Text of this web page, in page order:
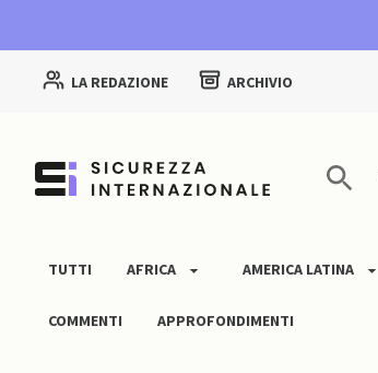
LA REDAZIONE ARCHIVIO
TUTTI AFRICA AMERICA LATINA
COMMENTI APPROFONDIMENTI